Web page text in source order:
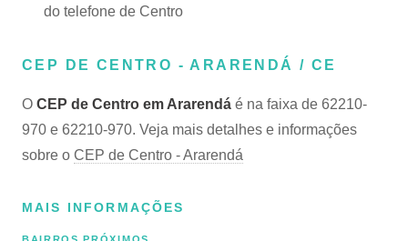
do telefone de Centro
CEP DE CENTRO - ARARENDÁ / CE
O CEP de Centro em Ararendá é na faixa de 62210-
970 e 62210-970. Veja mais detalhes e informações
sobre o CEP de Centro - Ararendá
MAIS INFORMAÇÕES